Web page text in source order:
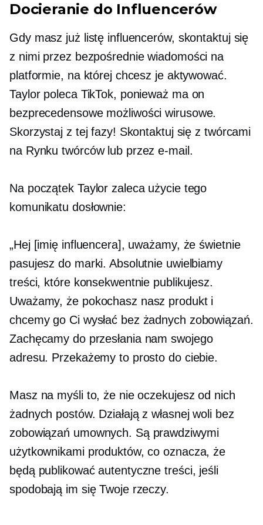
Docieranie do Influencerów
Gdy masz już listę influencerów, skontaktuj się
z nimi przez bezpośrednie wiadomości na
platformie, na której chcesz je aktywować.
Taylor poleca TikTok, ponieważ ma on
bezprecedensowe możliwości wirusowe.
Skorzystaj z tej fazy! Skontaktuj się z twórcami
na Rynku twórców lub przez e-mail.
Na początek Taylor zaleca użycie tego
komunikatu dosłownie:
„Hej [imię influencera], uważamy, że świetnie
pasujesz do marki. Absolutnie uwielbiamy
treści, które konsekwentnie publikujesz.
Uważamy, że pokochasz nasz produkt i
chcemy go Ci wysłać bez żadnych zobowiązań.
Zachęcamy do przesłania nam swojego
adresu. Przekażemy to prosto do ciebie.
Masz na myśli to, że nie oczekujesz od nich
żadnych postów. Działają z własnej woli bez
zobowiązań umownych. Są prawdziwymi
użytkownikami produktów, co oznacza, że ​​
będą publikować autentyczne treści, jeśli
spodobają im się Twoje rzeczy.